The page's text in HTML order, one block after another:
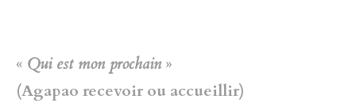
« Qui est mon prochain»
(Agapao recevoir ou accueillir)